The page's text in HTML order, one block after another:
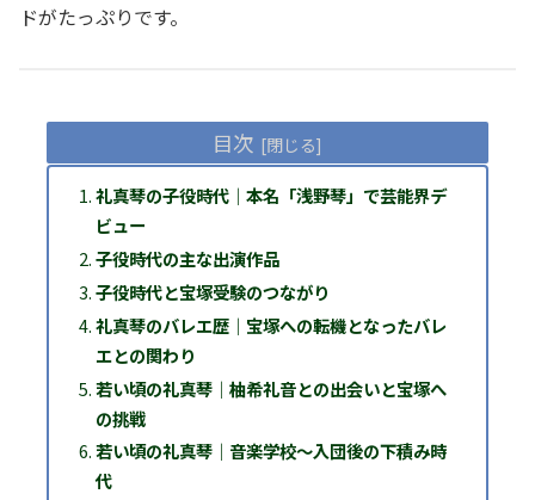
ドがたっぷりです。
目次
礼真琴の子役時代｜本名「浅野琴」で芸能界デ
ビュー
子役時代の主な出演作品
子役時代と宝塚受験のつながり
礼真琴のバレエ歴｜宝塚への転機となったバレ
エとの関わり
若い頃の礼真琴｜柚希礼音との出会いと宝塚へ
の挑戦
若い頃の礼真琴｜音楽学校〜入団後の下積み時
代